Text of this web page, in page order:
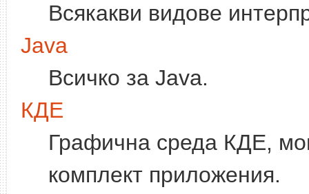
Всякакви видове
Java
Всичко за Java.
КДЕ
Графична среда КДЕ,
комплект приложения.